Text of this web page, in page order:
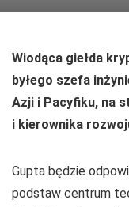
Wiodąca giełda
byłego szefa
Azji i Pacyfiku, na
i kierownika
Gupta będzie
podstaw centrum